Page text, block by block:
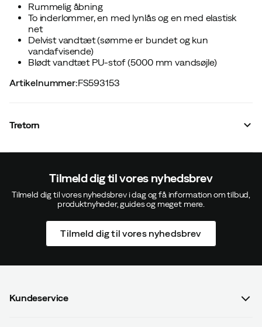
Rummelig åbning
To inderlommer, en med lynlås og en med elastisk
net
Delvist vandtæt (sømme er bundet og kun
vandafvisende)
Blødt vandtæt PU-stof (5000 mm vandsøjle)
Artikelnummer:FS593153
Tretorn
Tilmeld dig til vores nyhedsbrev
Tilmeld dig til vores nyhedsbrev i dag og få information om tilbud,
produktnyheder, guides og meget mere.
Tilmeld dig til vores nyhedsbrev
Kundeservice